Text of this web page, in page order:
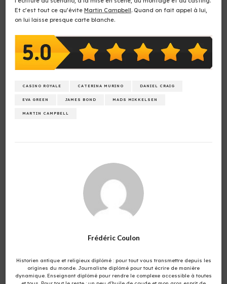
Et c’est tout ce qu’évite Martin Campbell. Quand on fait appel à lui,
on lui laisse presque carte blanche.
CASINO ROYALE CATERINA MURINO DANIEL CRAIG
EVA GREEN JAMES BOND MADS MIKKELSEN
MARTIN CAMPBELL
Frédéric Coulon
Historien antique et religieux diplômé : pour tout vous transmettre depuis les
origines du monde. Journaliste diplômé pour tout écrire de manière
dynamique. Enseignant diplômé pour rendre le complexe accessible à toutes